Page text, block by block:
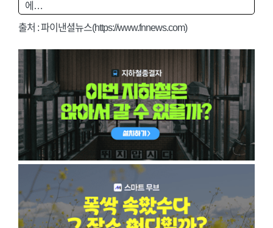
에…
출처 : 파이낸셜뉴스(https://www.fnnews.com)